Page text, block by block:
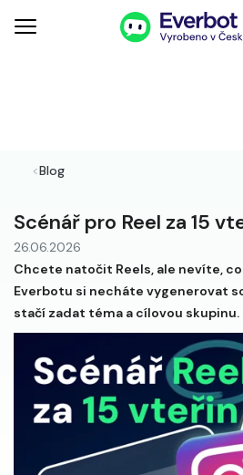
<Blog
Scénář pro Reel za 15
26.06.2026
Chcete natočit Reels, ale nevíte,
Everbotu si necháte vygenerovat
stačí zadat téma a cílovou skupinu.